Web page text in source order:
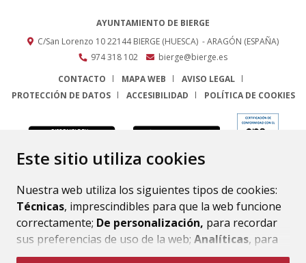
Este sitio utiliza cookies
Nuestra web utiliza los siguientes tipos de cookies:
Técnicas, imprescindibles para que la web funcione
correctamente; De personalización, para recordar
sus preferencias de uso de la web; Analíticas, para
mejorar el funcionamiento de la web y sus servicios.
AYUNTAMIENTO DE BIERGE
C/San Lorenzo 1022144 BIERGE (HUESCA) - ARAGÓN (ESPAÑA)
974 318 102
bierge@bierge.es
CONTACTO
MAPA WEB
AVISO LEGAL
PROTECCIÓN DE DATOS
ACCESIBILIDAD POLÍTICA DE COOKIES